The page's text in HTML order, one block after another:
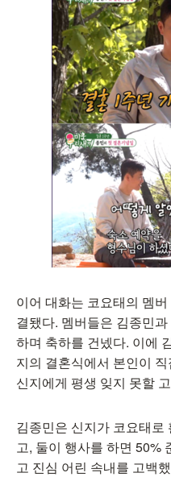
이어 대화는 코요태의 멤
결됐다. 멤버들은 김종민
하며 축하를 건넸다. 이에
지의 결혼식에서 본인이
신지에게 평생 잊지 못할
김종민은 신지가 코요태로
고, 둘이 행사를 하면 50%
고 진심 어린 속내를 고백